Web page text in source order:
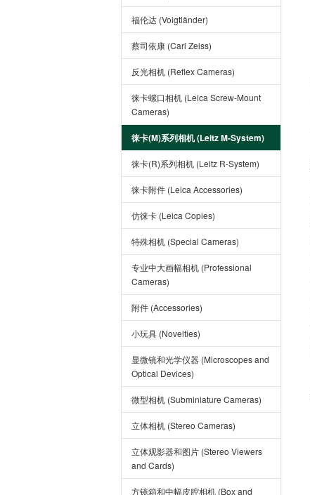
福伦达 (Voigtländer)
蔡司依康 (Carl Zeiss)
反光相机 (Reflex Cameras)
徕卡螺口相机 (Leica Screw-Mount
Cameras)
徕卡(M)系列相机 (Leitz M-System)
徕卡(R)系列相机 (Leitz R-System)
徕卡附件 (Leica Accessories)
仿徕卡 (Leica Copies)
特殊相机 (Special Cameras)
专业中大画幅相机 (Professional
Cameras)
附件 (Accessories)
小玩具 (Novelties)
显微镜和光学仪器 (Microscopes and
Optical Devices)
微型相机 (Subminiature Cameras)
立体相机 (Stereo Cameras)
立体观影器和图片 (Stereo Viewers
and Cards)
方镜箱和中幅皮腔相机 (Box and